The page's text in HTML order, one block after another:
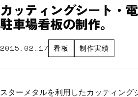
カッティングシート・
駐車場看板の制作。
2015.02.17 看板 制作実績
スターメタルを利用したカッティング